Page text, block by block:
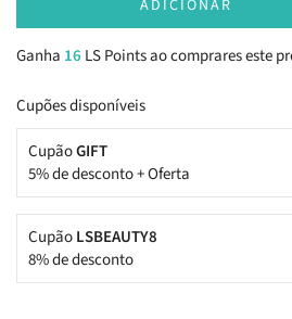
ADICIONAR
Ganha 16 LS Points ao comprares este
Cupões disponíveis
CupãoGIFT
5% de desconto + Oferta
CupãoLSBEAUTY8
8% de desconto